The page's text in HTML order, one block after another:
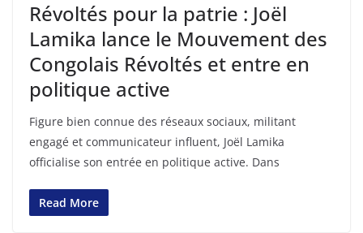
Révoltés pour la patrie : Joël
Lamika lance le Mouvement des
Congolais Révoltés et entre en
politique active
Figure bien connue des réseaux sociaux, militant
engagé et communicateur influent, Joël Lamika
officialise son entrée en politique active. Dans
Read More